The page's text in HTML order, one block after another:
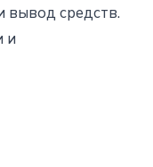
вывод средств.
и